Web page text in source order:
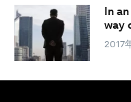
In
way
2017